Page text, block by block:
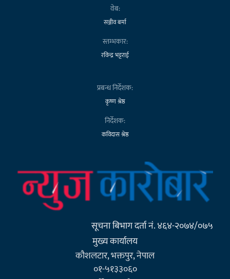
वेब:
सञ्जीव बर्मा
स्तम्भकार:
रविन्द्र भट्टराई
प्रबन्ध निर्देशक:
कृष्ण श्रेष्ठ
निर्देशक:
कविदास श्रेष्ठ
सूचना बिभाग दर्ता नं. ४६४-२०७४/०७५
मुख्य कार्यालय
कौशलटार, भक्तपुर, नेपाल
०१-५१३३०६०